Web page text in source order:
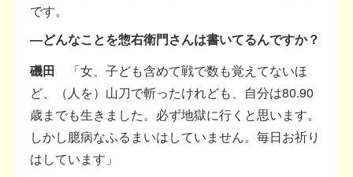
です。
―どんなことを惣右衛門さんは書いてるんですか？
磯田
「女、子ども含めて戦で数も覚えてないほ
ど、（人を）山刀で斬ったけれども、自分は80.90
歳までも生きました。必ず地獄に行くと思います。
しかし臆病なふるまいはしていません。毎日お祈り
はしています」